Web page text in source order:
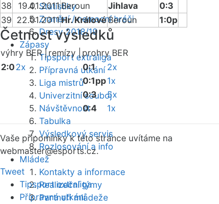
Statistiky
Zranění / nemocní hráči
Dresy 2018/19
Zápasy
Tipsport extraliga
Přípravná utkání
Liga mistrů
Univerzitní souboj
Návštěvnost
Tabulka
Výsledkový servis
Rozlosování a info
Mládež
Kontakty a informace
Realizační týmy
Partneři mládeže
38
19.01.2011Beroun Jihlava
0:3
39 22.01.2011Hr. KrálovéBeroun 1:0p
Četnost výsledků
výhry BER | remízy |
prohry BER
2:02x 0:1
2x
0:1pp1x
0:3
5x
0:4
1x
Vaše připomínky k této stránce uvítáme na
webmaster@esports.cz.
Tweet
Tipsport extraliga
Přípravná utkání